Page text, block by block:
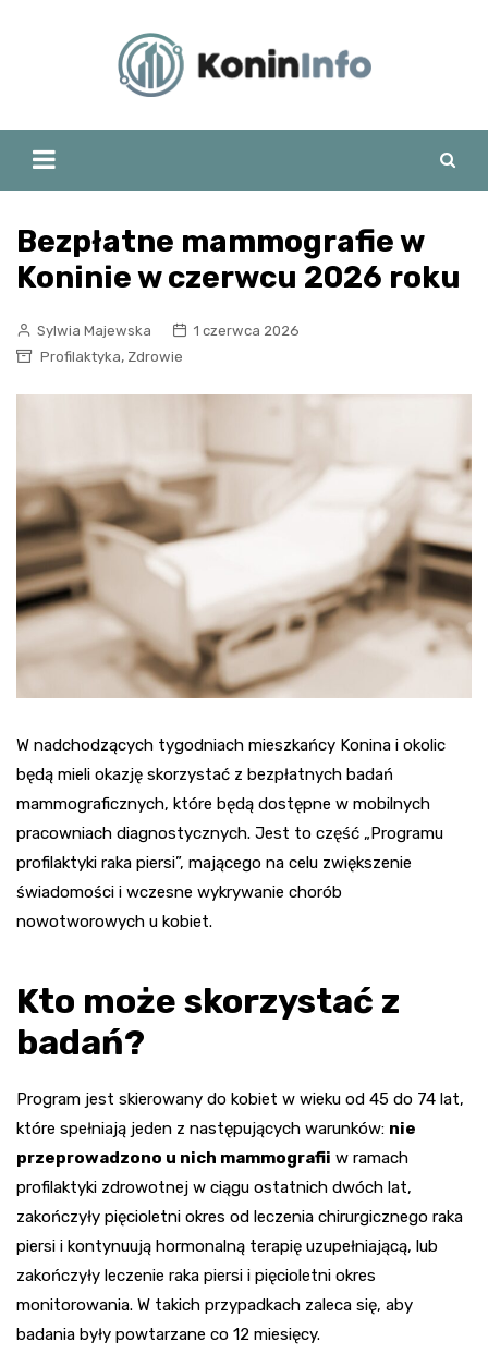
Bezpłatne mammografie w
Koninie w czerwcu 2026 roku
Sylwia Majewska
1 czerwca 2026
Profilaktyka, Zdrowie
W nadchodzących tygodniach mieszkańcy Konina i okolic
będą mieli okazję skorzystać z bezpłatnych badań
mammograficznych, które będą dostępne w mobilnych
pracowniach diagnostycznych. Jest to część „Programu
profilaktyki raka piersi”, mającego na celu zwiększenie
świadomości i wczesne wykrywanie chorób
nowotworowych u kobiet.
Kto może skorzystać z
badań?
Program jest skierowany do kobiet w wieku od 45 do 74 lat,
które spełniają jeden z następujących warunków: nie
przeprowadzono u nich mammografii w ramach
profilaktyki zdrowotnej w ciągu ostatnich dwóch lat,
zakończyły pięcioletni okres od leczenia chirurgicznego raka
piersi i kontynuują hormonalną terapię uzupełniającą, lub
zakończyły leczenie raka piersi i pięcioletni okres
monitorowania. W takich przypadkach zaleca się, aby
badania były powtarzane co 12 miesięcy.